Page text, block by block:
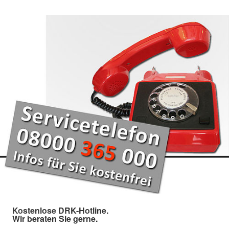
Kostenlose DRK-Hotline.
Wir beraten Sie gerne.